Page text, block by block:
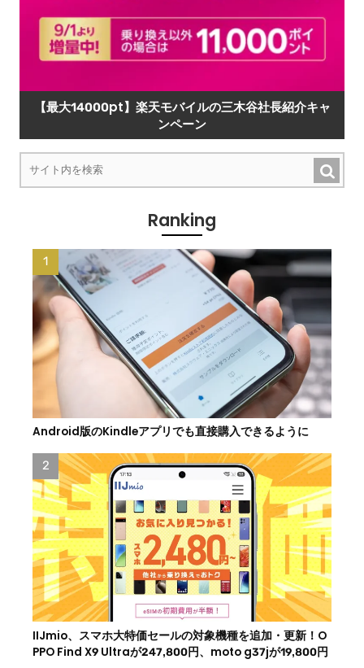
【最大14000pt】楽天モバイルの三木谷社長紹介キャ
ンペーン
Ranking
Android版のKindleアプリでも直接購入できるように
IIJmio、スマホ大特価セールの対象機種を追加・更新！O
PPO Find X9 Ultraが247,800円、moto g37jが19,800円